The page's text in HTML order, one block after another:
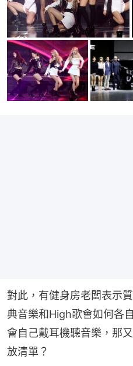
對此，有健身房老闆表示
典音樂和High歌會如何各
會自己戴耳機聽音樂，那
放清單？